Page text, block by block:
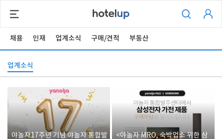
채용 인재 업계소식 구매/견적 부동산
업계소식
야놀자17주년 기념 야놀자 통합발
<야놀자 MRO, 숙박업소 위한 삼